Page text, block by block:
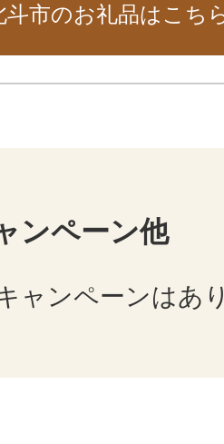
斗市のお礼品はこち
ンペーン他
ャンペーンはあ